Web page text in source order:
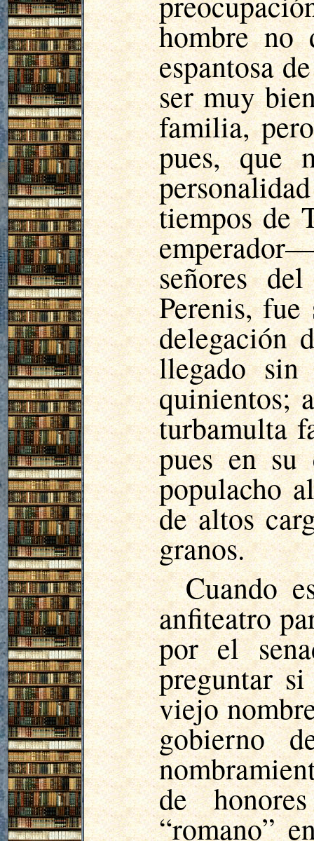
hombre no
espantosa
ser muy
familia,
pues, que
tiempos de
señores
Perenis, fue
delegación
llegado sin
quinientos;
turbamulta
pues en
populacho
de altos
granos.
Cuando
anfiteatro
por el
preguntar
viejo
gobierno
de
“romano”